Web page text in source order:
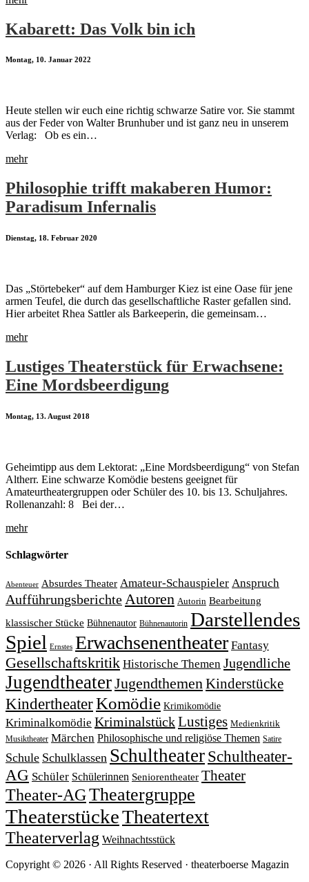
Kabarett: Das Volk bin ich
Montag, 10. Januar 2022
Heute stellen wir euch eine richtig schwarze Satire vor. Sie stammt
aus der Feder von Walter Brunhuber und ist ganz neu in unserem
Verlag: Ob es ein…
mehr
Philosophie trifft makaberen Humor:
Paradisum Infernalis
Dienstag, 18. Februar 2020
Das „Störtebeker“ auf dem Hamburger Kiez ist eine Oase für jene
armen Teufel, die durch das gesellschaftliche Raster gefallen sind.
Hier arbeitet Rhea Sattler als Barkeeperin, die gemeinsam…
mehr
Lustiges Theaterstück für Erwachsene:
Eine Mordsbeerdigung
Montag, 13. August 2018
Geheimtipp aus dem Lektorat: „Eine Mordsbeerdigung“ von Stefan
Altherr. Eine schwarze Komödie bestens geeignet für
Amateurtheatergruppen oder Schüler des 10. bis 13. Schuljahres.
Rollenanzahl: 8 Bei der…
mehr
Schlagwörter
Abenteuer Absurdes Theater Amateur-Schauspieler Anspruch
Aufführungsberichte Autoren Autorin Bearbeitung
klassischer Stücke Bühnenautor Bühnenautorin Darstellendes
Spiel Ernstes Erwachsenentheater Fantasy
Gesellschaftskritik Historische Themen Jugendliche
JugendtheaterJugendthemen Kinderstücke
KindertheaterKomödie Krimikomödie
Kriminalkomödie KriminalstückLustiges Medienkritik
Musiktheater Märchen Philosophische und religiöse Themen Satire
Schule Schulklassen Schultheater Schultheater-
AG Schüler Schülerinnen Seniorentheater Theater
Theater-AGTheatergruppe
TheaterstückeTheatertext
Theaterverlag Weihnachtsstück
Copyright © 2026 · All Rights Reserved · theaterboerse Magazin